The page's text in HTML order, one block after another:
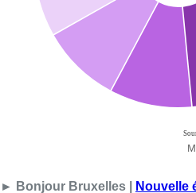
► Bonjour Bruxelles | Nouvelle